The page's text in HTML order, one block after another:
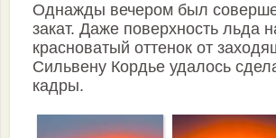
Однажды вечером был
закат. Даже поверхность льда
красноватый оттенок от
Сильвену Кордье удалось
кадры.